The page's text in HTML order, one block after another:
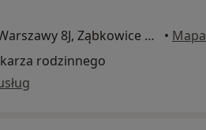
Powstańców Warszawy 8J, Ząbkowice Śląskie • Mapa
rodzinnego